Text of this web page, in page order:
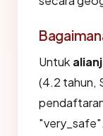
Untuk
(4.2 tahun,
"very_safe".